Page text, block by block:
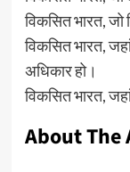
विकसित भारत, जो
विकसित भारत,
अधिकार हो।
विकसित भारत,
About The